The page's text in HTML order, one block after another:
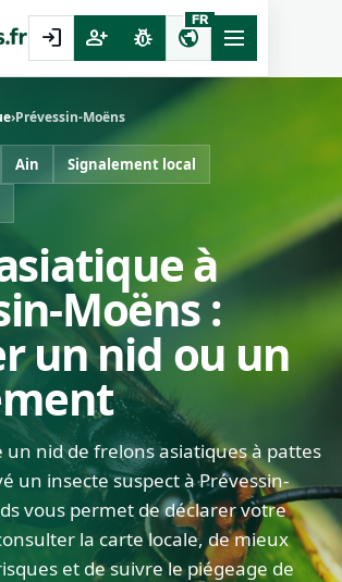
login person_add pest_control public
FR
›Prévessin-Moëns
Ain
Signalement local
à
Moëns :
un nid ou un
un nid de frelons asiatiques à pattes
un insecte suspect à Prévessin-
vous permet de déclarer votre
la carte locale, de mieux
et de suivre le piégeage de